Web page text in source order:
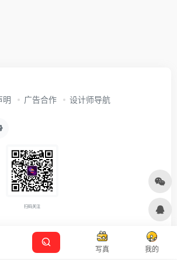
写真 我的
明 广告合作 设计师导航
扫码关注
备2021007899号-5 Designed by 设计资源